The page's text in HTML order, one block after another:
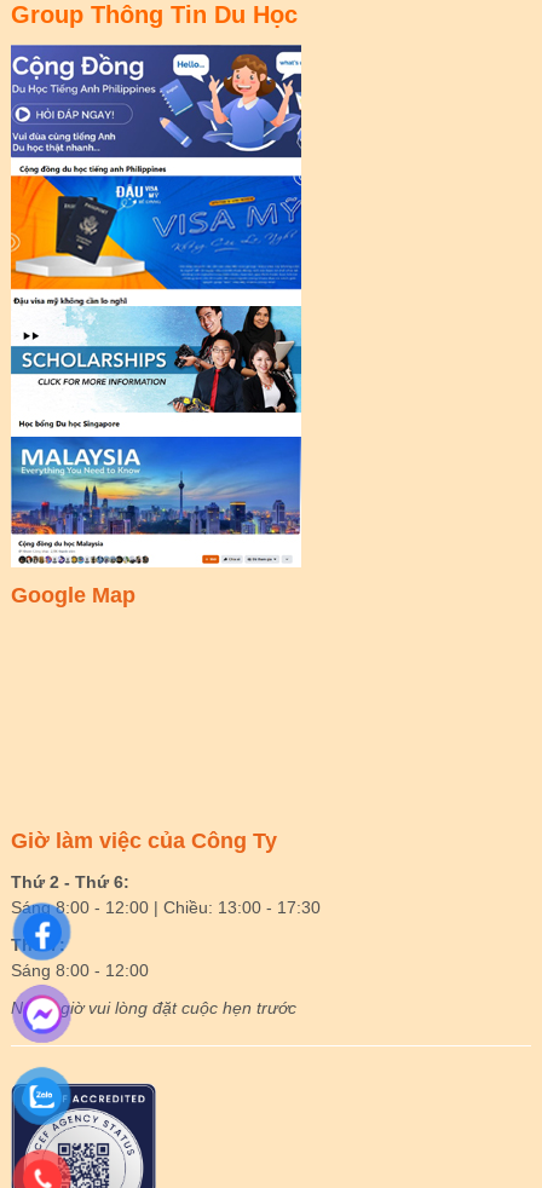
Group Thông Tin Du Học
Google Map
Giờ làm việc của Công Ty
Thứ 2 - Thứ 6:
Sáng 8:00 - 12:00 | Chiều: 13:00 - 17:30
Thứ 7:
Sáng 8:00 - 12:00
Ngoài giờ vui lòng đặt cuộc hẹn trước